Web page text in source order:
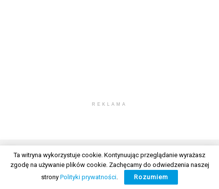
REKLAMA
© 2026 Wszelkie prawa zastrzeżone. Radio Lublin S.A. w likwidacji
Ta witryna wykorzystuje cookie. Kontynuując przeglądanie wyrażasz
zgodę na używanie plików cookie. Zachęcamy do odwiedzenia naszej
strony Polityki prywatności. Rozumiem